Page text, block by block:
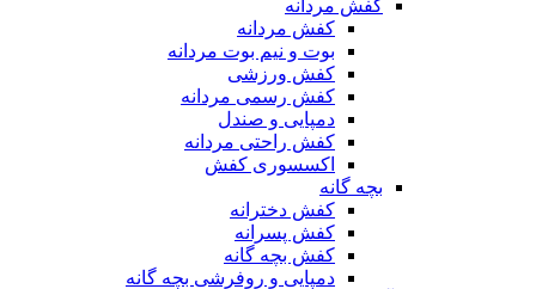
کفش مردانه
کفش مردانه
بوت و نیم بوت مردانه
کفش ورزشی
کفش رسمی مردانه
دمپایی و صندل
کفش راحتی مردانه
اکسسوری کفش
بچه گانه
کفش دخترانه
کفش پسرانه
کفش بچه گانه
دمپایی و روفرشی بچه گانه